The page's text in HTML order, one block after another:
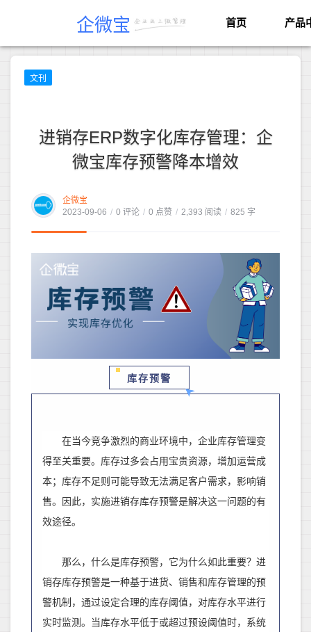
企微宝 首页 产品
文刊
进销存ERP数字化库存管理：企
微宝库存预警降本增效
企微宝
2023-09-06 / 0 评论 / 0 点赞 / 2,393 阅读 / 825 字
库存预警
在当今竞争激烈的商业环境中，企业库存管理变
得至关重要。 库存过多会占用宝贵资源，增加运营成
本；库存不足则可能导致无法满足客户需求，影响销
售。因此，实施进销存库存预警是解决这一问题的有
效途径。
那么，什么是库存预警，它为什么如此重要？ 进
销存库存预警是一种基于进货、销售和库存管理的预
警机制，通过设定合理的库存阈值，对库存水平进行
实时监测。当库存水平低于或超过预设阈值时，系统